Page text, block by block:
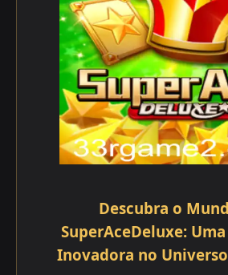
Descubra o
SuperAceDeluxe:
Inovadora no